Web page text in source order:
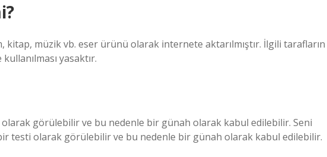
kitap, müzik vb. eser ürünü olarak internete aktarılmıştır. İlgili tarafların
yasaktır.
görülebilir ve bu nedenle bir günah olarak kabul edilebilir. Seni
testi olarak görülebilir ve bu nedenle bir günah olarak kabul edilebilir.